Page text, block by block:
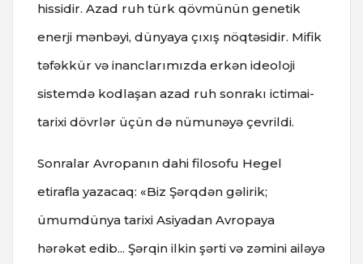
hissidir. Azad ruh türk qövmünün genetik
enerji mənbəyi, dünyaya çıxış nöqtəsidir. Mifik
təfəkkür və inanclarımızda erkən ideoloji
sistemdə kodlaşan azad ruh sonrakı ictimai-
tarixi dövrlər üçün də nümunəyə çevrildi.
Sonralar Avropanın dahi filosofu Hegel
etirafla yazacaq: «Biz Şərqdən gəlirik;
ümumdünya tarixi Asiyadan Avropaya
hərəkət edib... Şərqin ilkin şərti və zəmini ailəyə